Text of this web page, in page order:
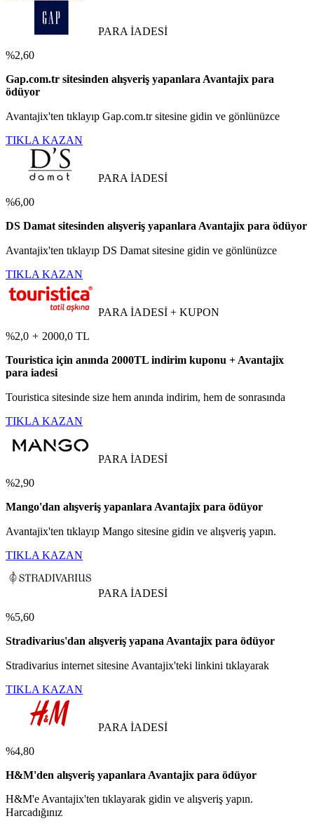
PARA İADESİ
%2,60
Gap.com.tr sitesinden alışveriş yapanlara Avantajix para
ödüyor
Avantajix'ten tıklayıp Gap.com.tr sitesine gidin ve gönlünüzce
TIKLA KAZAN
PARA İADESİ
%6,00
DS Damat sitesinden alışveriş yapanlara Avantajix para ödüyor
Avantajix'ten tıklayıp DS Damat sitesine gidin ve gönlünüzce
TIKLA KAZAN
PARA İADESİ + KUPON
%2,0 + 2000,0 TL
Touristica için anında 2000TL indirim kuponu + Avantajix
para iadesi
Touristica sitesinde size hem anında indirim, hem de sonrasında
TIKLA KAZAN
PARA İADESİ
%2,90
Mango'dan alışveriş yapanlara Avantajix para ödüyor
Avantajix'ten tıklayıp Mango sitesine gidin ve alışveriş yapın.
TIKLA KAZAN
PARA İADESİ
%5,60
Stradivarius'dan alışveriş yapana Avantajix para ödüyor
Stradivarius internet sitesine Avantajix'teki linkini tıklayarak
TIKLA KAZAN
PARA İADESİ
%4,80
H&M'den alışveriş yapanlara Avantajix para ödüyor
H&M'e Avantajix'ten tıklayarak gidin ve alışveriş yapın.
Harcadığınız